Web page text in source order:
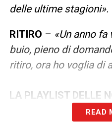
delle ultime stagioni».
RITIRO – «Un anno
buio, pieno di
ritiro, ora ho voglia di
LA PLAYLIST DELLE
READ